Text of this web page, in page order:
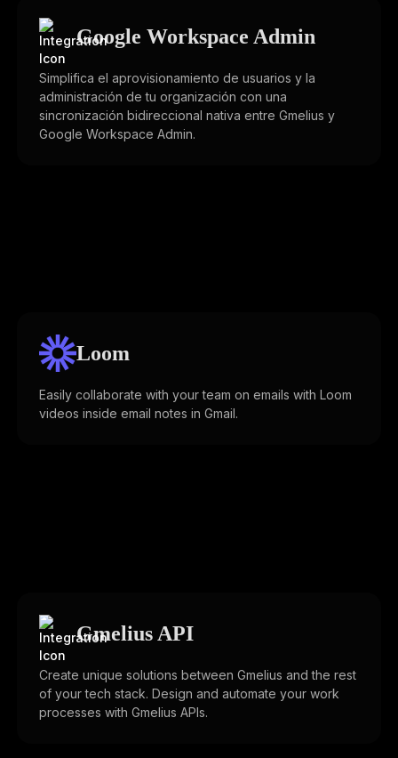
Google Workspace Admin
Simplifica el aprovisionamiento de usuarios y la
administración de tu organización con una
sincronización bidireccional nativa entre Gmelius y
Google Workspace Admin.
Loom
Easily collaborate with your team on emails with Loom
videos inside email notes in Gmail.
Gmelius API
Create unique solutions between Gmelius and the rest
of your tech stack. Design and automate your work
processes with Gmelius APIs.